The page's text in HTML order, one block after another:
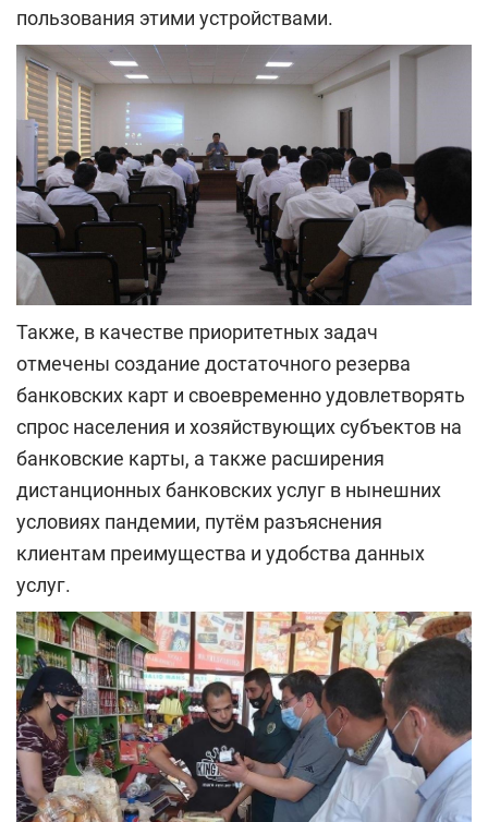
пользования этими устройствами.
Также, в качестве приоритетных задач
отмечены создание достаточного резерва
банковских карт и своевременно удовлетворять
спрос населения и хозяйствующих субъектов на
банковские карты, а также расширения
дистанционных банковских услуг в нынешних
условиях пандемии, путём разъяснения
клиентам преимущества и удобства данных
услуг.